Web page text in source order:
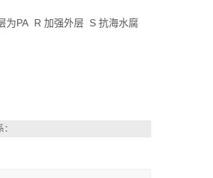
为PA R 加强外层 S 抗海水腐